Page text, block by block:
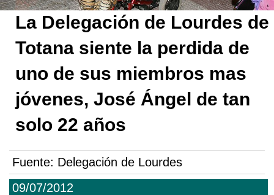
09/07/2012
La Delegación de Lourdes de
Totana siente la perdida de
uno de sus miembros mas
jóvenes, José Ángel de tan
solo 22 años
Fuente: Delegación de Lourdes